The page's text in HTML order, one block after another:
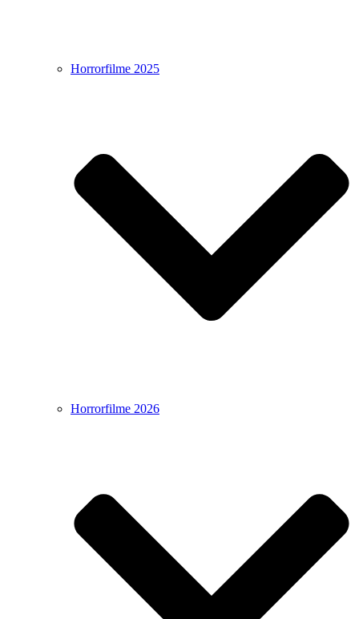
Horrorfilme 2025
Horrorfilme 2026